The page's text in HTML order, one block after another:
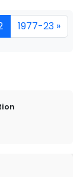
1977-23 »